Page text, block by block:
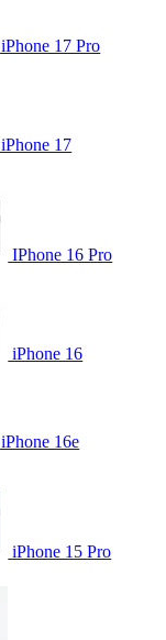
iPhone 17 Pro
iPhone 17
IPhone 16 Pro
iPhone 16
iPhone 16e
iPhone 15 Pro